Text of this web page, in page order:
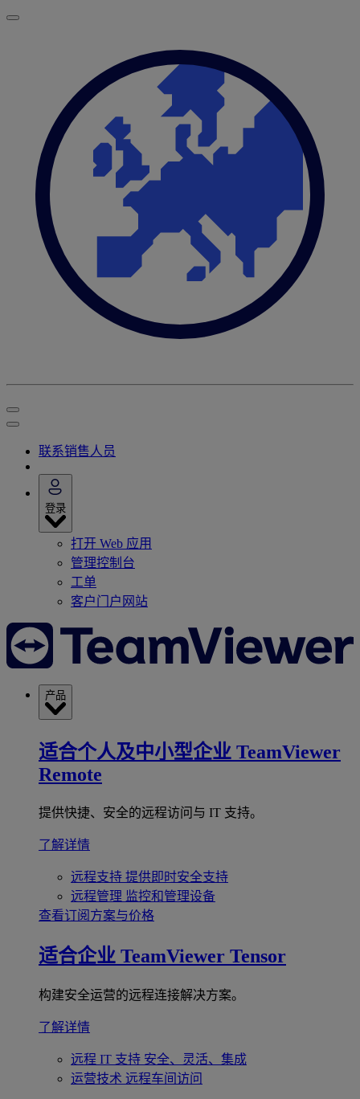
联系销售人员
登录
打开 Web 应用
管理控制台
工单
客户门户网站
产品
适合个人及中小型企业 TeamViewer
Remote
提供快捷、安全的远程访问与 IT 支持。
了解详情
远程支持 提供即时安全支持
远程管理 监控和管理设备
查看订阅方案与价格
适合企业 TeamViewer Tensor
构建安全运营的远程连接解决方案。
了解详情
远程 IT 支持 安全、灵活、集成
运营技术 远程车间访问